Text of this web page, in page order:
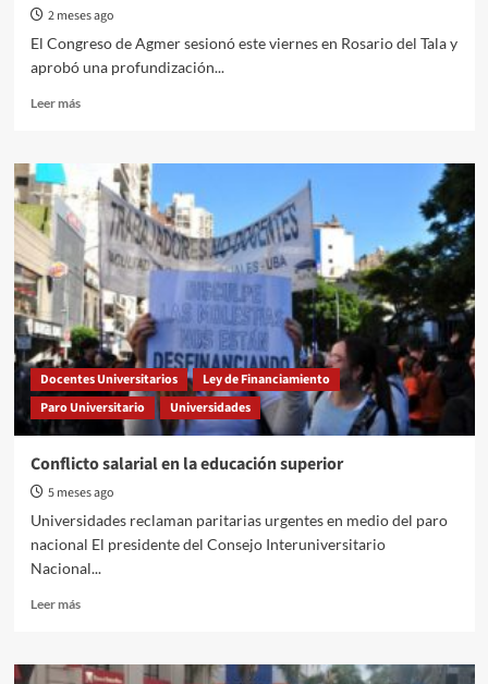
2 meses ago
El Congreso de Agmer sesionó este viernes en Rosario del Tala y
aprobó una profundización...
Leer másRead
Congreso
de
Agmer
aprobó
la
profundización
del
plan
de
lucha
Docentes Universitarios
Ley de Financiamiento
Paro Universitario
Universidades
Conflicto salarial en la educación superior
5 meses ago
Universidades reclaman paritarias urgentes en medio del paro
nacional El presidente del Consejo Interuniversitario
Nacional...
Leer másRead
Conflicto